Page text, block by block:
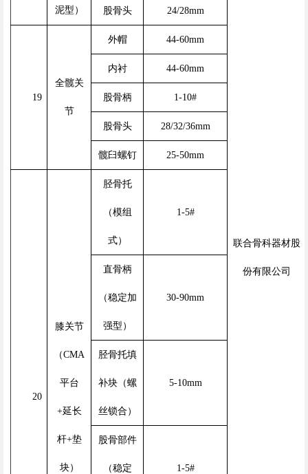
联合骨科器材股
份有限公司
泥型） 股骨头 24/28mm
19
全髋关
节
外帽 44-60mm
内衬 44-60mm
股骨柄 1-10#
股骨头 28/32/36mm
髋臼螺钉 25-50mm
20
膝关节
（CMA
平台
+延长
杆+垫
块）
胫骨托
（模组
式）
1-5#
直骨柄
（稳定加
强型）
30-90mm
胫骨托填
补块（螺
丝锁合）
5-10mm
股骨部件
（稳定 1-5#